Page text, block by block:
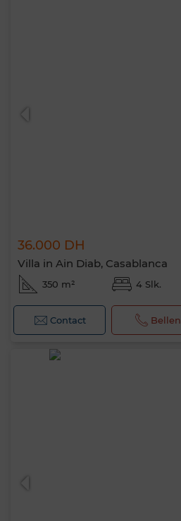
36.000 DH
Villa in Ain Diab, Casablanca
350 m² 4 Slk.
Contact Bellen